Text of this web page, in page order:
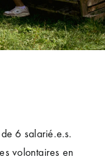
6 salarié.e.s.
volontaires en